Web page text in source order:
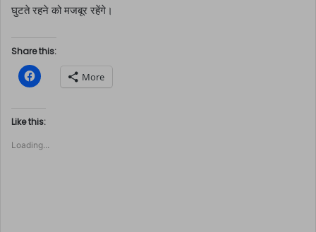
घुटते रहने को मजबूर रहेंगे।
Share this:
C
l
k
t
o
h
More
Like this:
Loading...